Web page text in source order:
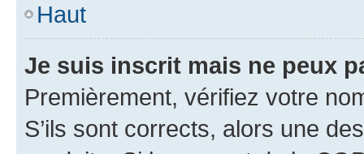
Haut
Je suis inscrit mais ne peux
Premièrement, vérifiez votre
S’ils sont corrects, alors une